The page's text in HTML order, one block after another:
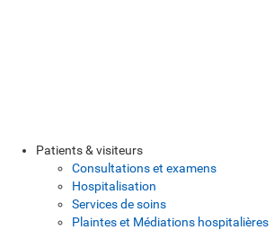
Patients & visiteurs
Consultations et examens
Hospitalisation
Services de soins
Plaintes et Médiations hospitalières